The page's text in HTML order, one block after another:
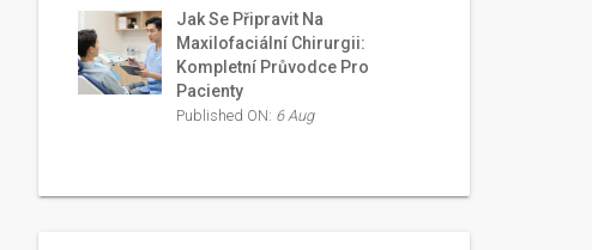
Jak Se Připravit Na
Maxilofaciální Chirurgii:
Kompletní Průvodce Pro
Pacienty
Published ON: 6 Aug